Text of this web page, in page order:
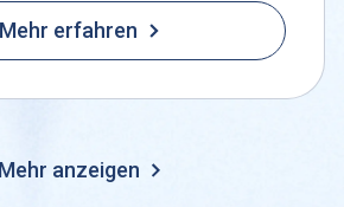
Mehr erfahren
Mehr anzeigen